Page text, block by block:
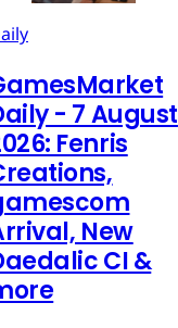
- 7 August
Fenris
New
CI &